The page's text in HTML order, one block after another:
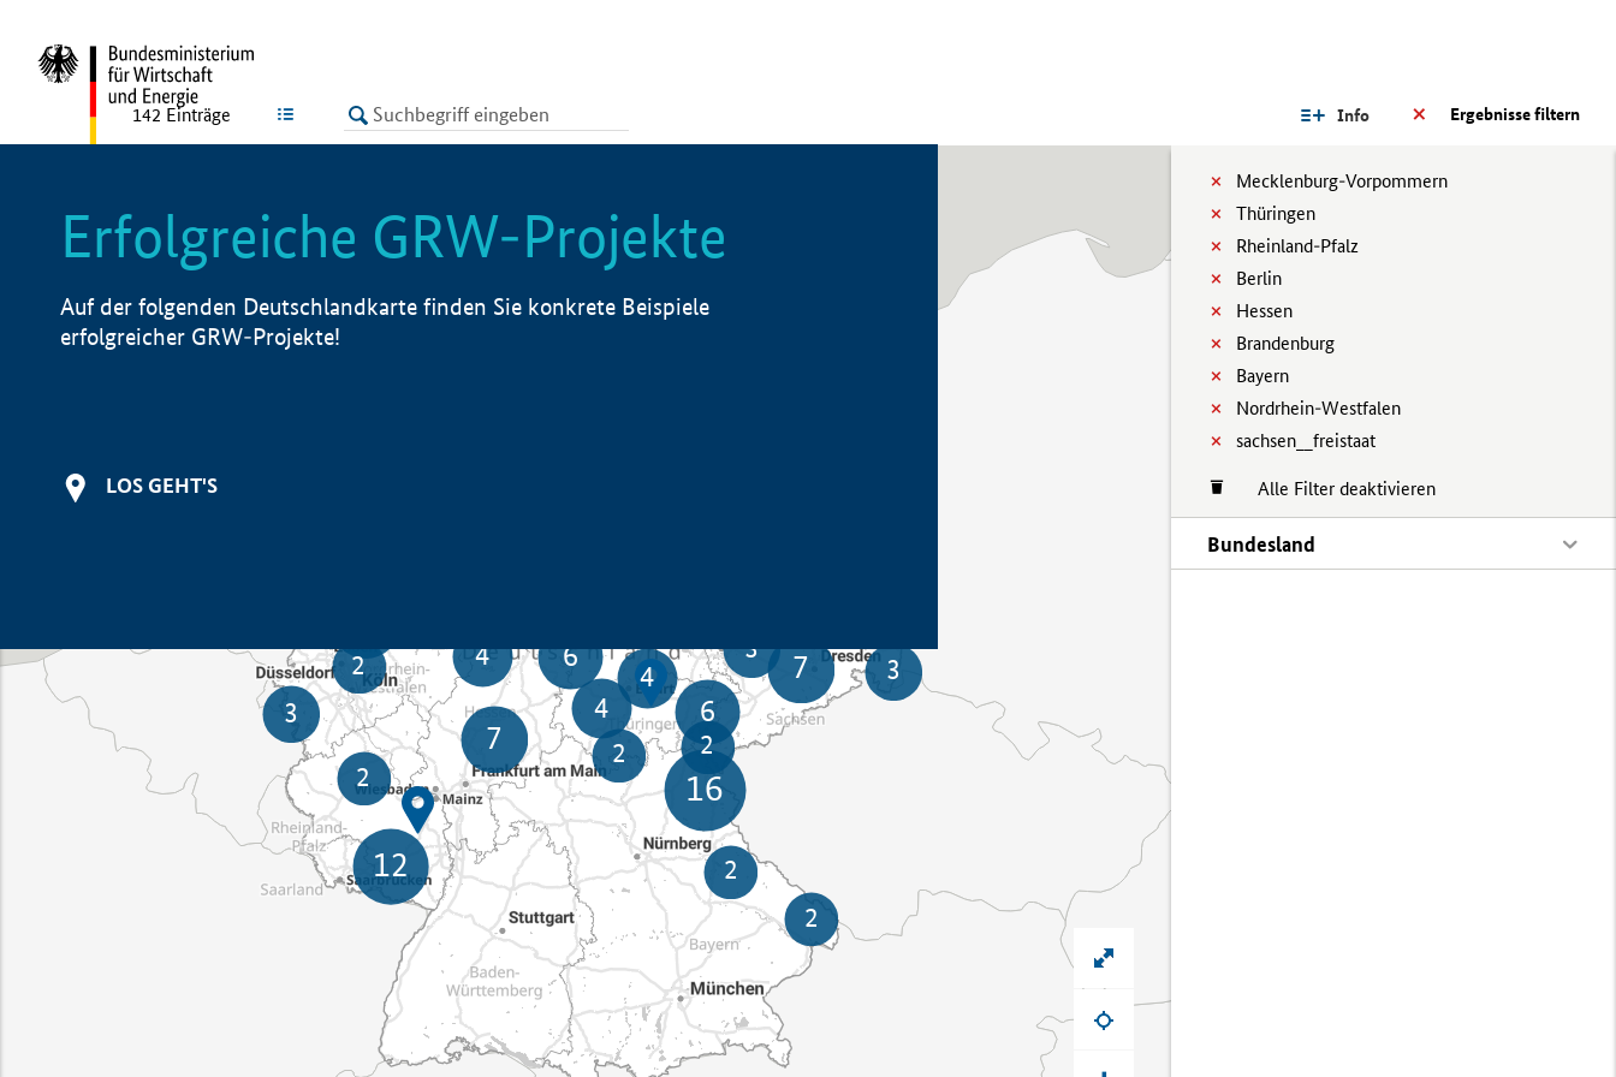
LISTE Ergebnisse filtern
Info
Mecklenburg-Vorpommern
Thüringen
Rheinland-Pfalz
Berlin
Hessen
Brandenburg
Bayern
Nordrhein-Westfalen
sachsen__freistaat
Alle Filter deaktivieren
Bundesland
142 Einträge
Erfolgreiche GRW-Projekte
Auf der folgenden Deutschlandkarte finden Sie konkrete Beispiele
erfolgreicher GRW-Projekte!
LOS GEHT'S